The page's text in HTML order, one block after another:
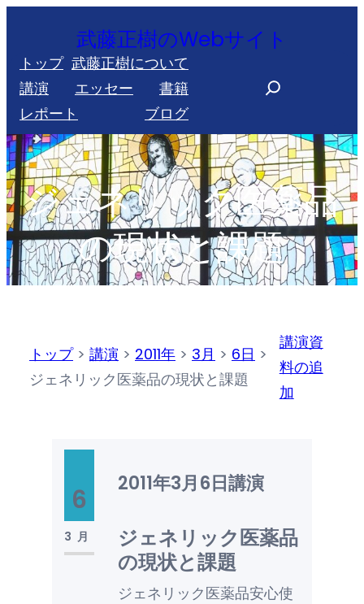
を
ス
キ
ッ
プ
武藤正樹のWebサイト
トップ 武藤正樹について
講演
エッセー
書籍
レポート
ブログ
r
c
h
ジェネリック医薬品
の現状と課題
トップ> 講演 > 2011年 > 3月 > 6日 >
ジェネリック医薬品の現状と課題
講演資
料の追
加
6
3月
2011年3月6日講演
ジェネリック医薬品
の現状と課題
ジェネリック医薬品安心使